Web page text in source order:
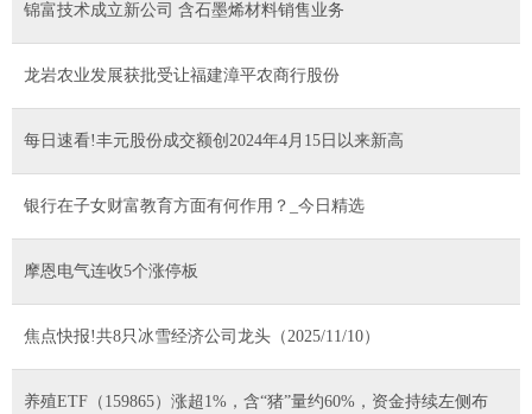
锦富技术成立新公司 含石墨烯材料销售业务
龙岩农业发展获批受让福建漳平农商行股份
每日速看!丰元股份成交额创2024年4月15日以来新高
银行在子女财富教育方面有何作用？_今日精选
摩恩电气连收5个涨停板
焦点快报!共8只冰雪经济公司龙头（2025/11/10）
养殖ETF（159865）涨超1%，含“猪”量约60%，资金持续左侧布